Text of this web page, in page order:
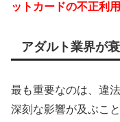
ットカードの不正利
アダルト業界が
最も重要なのは、違
深刻な影響が及ぶこ